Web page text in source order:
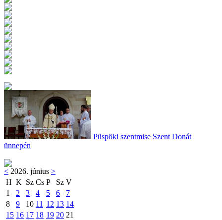
Püspöki szentmise Szent Donát
ünnepén
< 2026. június >
H K Sz Cs P Sz V
1
2 3 4 5 6
7
8
9 10 11 12 13 14
15 16 17 18 19 20 21